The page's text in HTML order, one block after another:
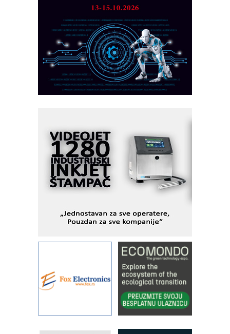
Razvoj asortimanskog pravca MINI-
PLC AKYTEC
AUKOM: Svetski standard metrologije
dostupan u Srbiji
MOTOMAN – NEXT-Robotika vođena
veštačkom inteligencijom
I.SAFE MOBILE revolucioniše
Fleksibilno stezanje i brzo
podešavanje u proizvodnji prototipova
KIP KOP – napredna rešenja za
savremene industrijske i logističke
objekte
Alba d.o.o. – 35 godina preciznosti u
IBeRTIM - oprema za ispitivanje
STAUFF – Komponente koje
povećavaju pouzdanost hidrauličkih
YAMADA pumpe – japanska
pouzdanost u transferu fluida
Filtration Group Industrial – Napredna
rešenja za filtraciju u hidrauličkim i